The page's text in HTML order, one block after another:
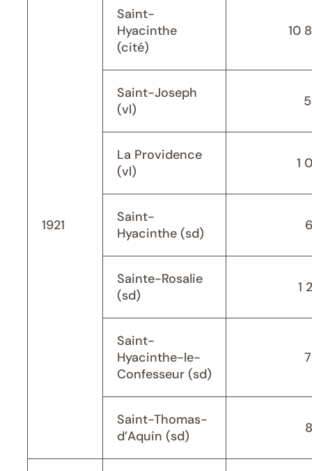
1921
Saint-
Hyacinthe
(cité)
10
Saint-Joseph
(vl)
La Providence
(vl)
1
Saint-
Hyacinthe (sd)
Sainte-Rosalie
(sd)
1
Saint-
Hyacinthe-le-
Confesseur (sd)
Saint-Thomas-
d’Aquin (sd)